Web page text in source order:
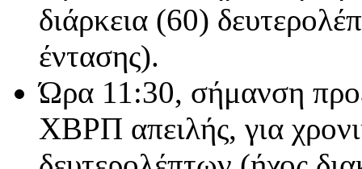
διάρκεια (60)
έντασης).
Ώρα 11:30, σήμανση
ΧΒΡΠ απειλής, για